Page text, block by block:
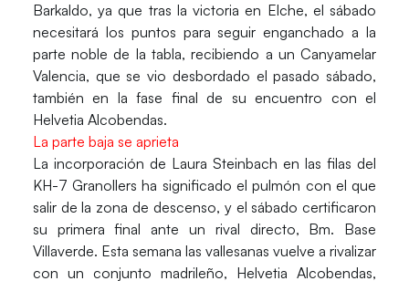
Barkaldo, ya que tras la victoria en Elche, el sábado
necesitará los puntos para seguir enganchado a la
parte noble de la tabla, recibiendo a un Canyamelar
Valencia, que se vio desbordado el pasado sábado,
también en la fase final de su encuentro con el
Helvetia Alcobendas.
La parte baja se aprieta
La incorporación de Laura Steinbach en las filas del
KH-7 Granollers ha significado el pulmón con el que
salir de la zona de descenso, y el sábado certificaron
su primera final ante un rival directo, Bm. Base
Villaverde. Esta semana las vallesanas vuelve a rivalizar
con un conjunto madrileño, Helvetia Alcobendas,